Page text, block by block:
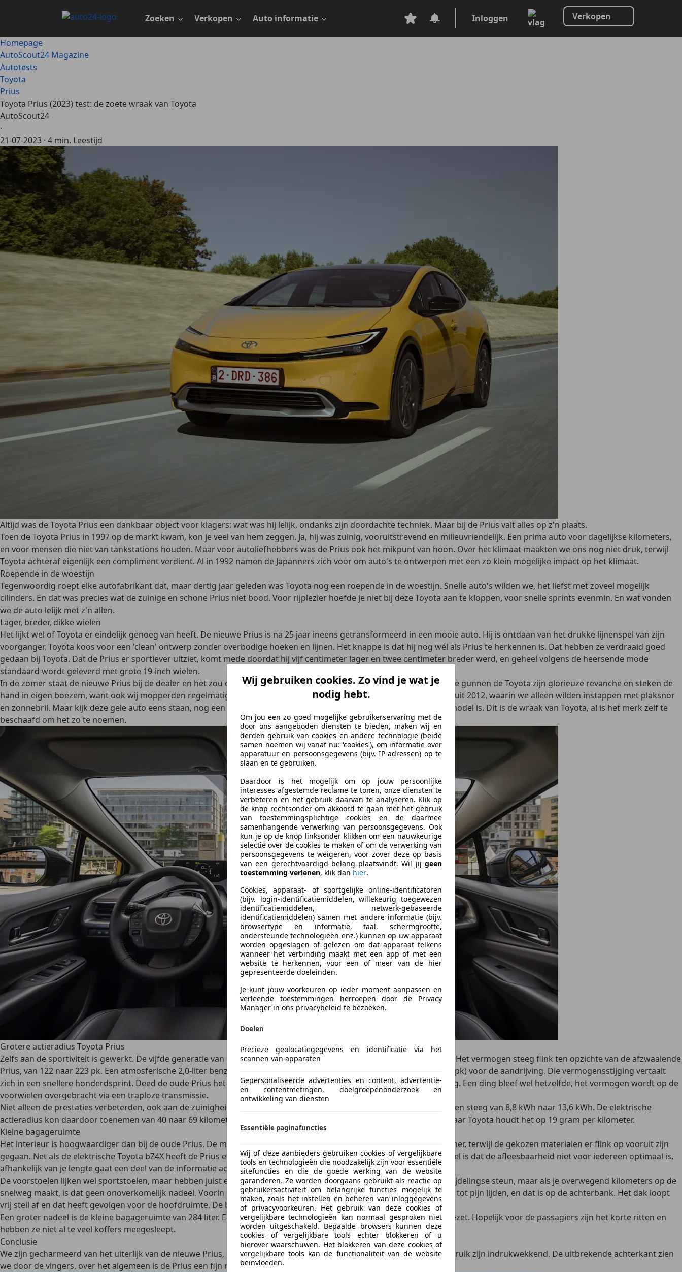
Zoeken Verkopen Auto informatie Inloggen Verkopen
Wij gebruiken cookies. Zo vind je wat je
nodig hebt.
Om jou een zo goed mogelijke gebruikerservaring met de
door ons aangeboden diensten te bieden, maken wij en
derden gebruik van cookies en andere technologie (beide
samen noemen wij vanaf nu: 'cookies'), om informatie over
apparatuur en persoonsgegevens (bijv. IP-adressen) op te
slaan en te gebruiken.
Daardoor is het mogelijk om op jouw persoonlijke
interesses afgestemde reclame te tonen, onze diensten te
verbeteren en het gebruik daarvan te analyseren. Klik op
de knop rechtsonder om akkoord te gaan met het gebruik
van toestemmingsplichtige cookies en de daarmee
samenhangende verwerking van persoonsgegevens. Ook
kun je op de knop linksonder klikken om een nauwkeurige
selectie over de cookies te maken of om de verwerking van
persoonsgegevens te weigeren, voor zover deze op basis
van een gerechtvaardigd belang plaatsvindt. Wil jij geen
toestemming verlenen, klik dan hier.
Cookies, apparaat- of soortgelijke online-identificatoren
(bijv. login-identificatiemiddelen, willekeurig toegewezen
identificatiemiddelen, netwerk-gebaseerde
identificatiemiddelen) samen met andere informatie (bijv.
browsertype en informatie, taal, schermgrootte,
ondersteunde technologieën enz.) kunnen op uw apparaat
worden opgeslagen of gelezen om dat apparaat telkens
wanneer het verbinding maakt met een app of met een
website te herkennen, voor een of meer van de hier
gepresenteerde doeleinden.
Je kunt jouw voorkeuren op ieder moment aanpassen en
verleende toestemmingen herroepen door de Privacy
Manager in ons privacybeleid te bezoeken.
Doelen
Precieze geolocatiegegevens en identificatie via het
scannen van apparaten
Gepersonaliseerde advertenties en content, advertentie-
en contentmetingen, doelgroepenonderzoek en
ontwikkeling van diensten
Essentiële paginafuncties
Wij of deze aanbieders gebruiken cookies of vergelijkbare
tools en technologieën die noodzakelijk zijn voor essentiële
sitefuncties en die de goede werking van de website
garanderen. Ze worden doorgaans gebruikt als reactie op
gebruikersactiviteit om belangrijke functies mogelijk te
maken, zoals het instellen en beheren van inloggegevens
of privacyvoorkeuren. Het gebruik van deze cookies of
vergelijkbare technologieën kan normaal gesproken niet
worden uitgeschakeld. Bepaalde browsers kunnen deze
cookies of vergelijkbare tools echter blokkeren of u
hierover waarschuwen. Het blokkeren van deze cookies of
vergelijkbare tools kan de functionaliteit van de website
beïnvloeden.
Homepage
AutoScout24 Magazine
Autotests
Toyota
Prius
Toyota Prius (2023) test: de zoete wraak van Toyota
AutoScout24
·
21-07-2023 · 4 min. Leestijd
Altijd was de Toyota Prius een dankbaar object voor klagers: wat was hij lelijk, ondanks zijn doordachte techniek. Maar bij de Prius valt alles op z'n plaats.
Toen de Toyota Prius in 1997 op de markt kwam, kon je veel van hem zeggen. Ja, hij was zuinig, vooruitstrevend en milieuvriendelijk. Een prima auto voor dagelijkse kilometers,
en voor mensen die niet van tankstations houden. Maar voor autoliefhebbers was de Prius ook het mikpunt van hoon. Over het klimaat maakten we ons nog niet druk, terwijl
Toyota achteraf eigenlijk een compliment verdient. Al in 1992 namen de Japanners zich voor om auto's te ontwerpen met een zo klein mogelijke impact op het klimaat.
Roepende in de woestijn
Tegenwoordig roept elke autofabrikant dat, maar dertig jaar geleden was Toyota nog een roepende in de woestijn. Snelle auto's wilden we, het liefst met zoveel mogelijk
cilinders. En dat was precies wat de zuinige en schone Prius niet bood. Voor rijplezier hoefde je niet bij deze Toyota aan te kloppen, voor snelle sprints evenmin. En wat vonden
we de auto lelijk met z'n allen.
Lager, breder, dikke wielen
Het lijkt wel of Toyota er eindelijk genoeg van heeft. De nieuwe Prius is na 25 jaar ineens getransformeerd in een mooie auto. Hij is ontdaan van het drukke lijnenspel van zijn
voorganger, Toyota koos voor een 'clean' ontwerp zonder overbodige hoeken en lijnen. Het knappe is dat hij nog wél als Prius te herkennen is. Dat hebben ze verdraaid goed
gedaan bij Toyota. Dat de Prius er sportiever uitziet, komt mede doordat hij vijf centimeter lager en twee centimeter breder werd, en geheel volgens de heersende mode
standaard wordt geleverd met grote 19-inch wielen.
In de zomer staat de nieuwe Prius bij de dealer en het zou ons niet verbazen als hij de ster van de showroom wordt. We gunnen de Toyota zijn glorieuze revanche en steken de
hand in eigen boezem, want ook wij mopperden regelmatig over het uiterlijk. Dat deden we vooral bij de Prius Wagon uit 2012, waarin we alleen wilden instappen met plaksnor
en zonnebril. Maar kijk deze gele auto eens staan, nog een heel klein beetje gecamoufleerd, omdat het een voorseriemodel is. Dit is de wraak van Toyota, al is het merk zelf te
beschaafd om het zo te noemen.
Grotere actieradius Toyota Prius
Zelfs aan de sportiviteit is gewerkt. De vijfde generatie van de Prius is in Europa alleen nog te koop als plug-in hybride. Het vermogen steeg flink ten opzichte van de afzwaaiende
Prius, van 122 naar 223 pk. Een atmosferische 2,0-liter benzinemotor (152 pk) zorgt samen met een elektromotor (163 pk) voor de aandrijving. Die vermogensstijging vertaalt
zich in een snellere honderdsprint. Deed de oude Prius het nog in 11,1 seconden, de nieuwe heeft maar 6,9 tellen nodig. Een ding bleef wel hetzelfde, het vermogen wordt op de
voorwielen overgebracht via een traploze transmissie.
Niet alleen de prestaties verbeterden, ook aan de zuinigheid werd gewerkt. De batterijcapaciteit werd een stuk groter en steeg van 8,8 kWh naar 13,6 kWh. De elektrische
actieradius kon daardoor toenemen van 40 naar 69 kilometer. De officiële WLTP-uitstootcijfers zijn nog niet bekend, maar Toyota houdt het op 19 gram per kilometer.
Kleine bagageruimte
Het interieur is hoogwaardiger dan bij de oude Prius. De menu's in het multimediasysteem en de bediening zijn logischer, terwijl de gekozen materialen er flink op vooruit zijn
gegaan. Net als de elektrische Toyota bZ4X heeft de Prius een centraal touchscreen en digitaal instrumentarium. Nadeel is dat de afleesbaarheid niet voor iedereen optimaal is,
afhankelijk van je lengte gaat een deel van de informatie achter het stuur verborgen.
De voorstoelen lijken wel sportstoelen, maar hebben juist een zachte vulling. Vooral rond je schouders heb je weinig zijdelingse steun, maar als je overwegend kilometers op de
snelweg maakt, is dat geen onoverkomelijk nadeel. Voorin zit je dan ook prima. De sportieve vormgeving moet ergens tot pijn lijden, en dat is op de achterbank. Het dak loopt
vrij steil af en dat heeft gevolgen voor de hoofdruimte. De beenruimte is redelijk, maar niet meer dan dat.
Een groter nadeel is de kleine bagageruimte van 284 liter. En dat terwijl de Prius in veel grote steden als taxi wordt ingezet. Hopelijk voor de passagiers zijn het korte ritten en
hebben ze niet al te veel koffers meegesleept.
Conclusie
We zijn gecharmeerd van het uiterlijk van de nieuwe Prius, en ook de goede prestaties in combinatie met het lage verbruik zijn indrukwekkend. De uitbrekende achterkant zien
we door de vingers, over het algemeen is de Prius een fijn rijdende auto.